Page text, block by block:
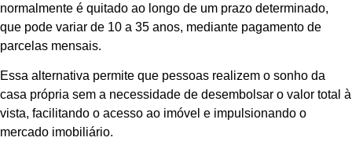
normalmente é quitado ao longo de um prazo determinado,
que pode variar de 10 a 35 anos, mediante pagamento de
parcelas mensais.
Essa alternativa permite que pessoas realizem o sonho da
casa própria sem a necessidade de desembolsar o valor total à
vista, facilitando o acesso ao imóvel e impulsionando o
mercado imobiliário.